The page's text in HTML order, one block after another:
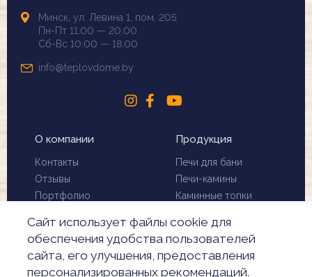
Минск, ул. Левина 1, пом. 205
Пн-Пт 11.00 — 20.00
Сб-Вс 10.00 — 18.00
info@teplovdome.by
О компании
Контакты
Отзывы
Портфолио
Чистка дымохода
Производители
Акции
Продукция
Печи для бани
Печи-камины
Каминные топки
Скидки
Сайт использует файлы cookie для
обеспечения удобства пользователей
сайта, его улучшения, предоставления
персонализированных рекомендаций.